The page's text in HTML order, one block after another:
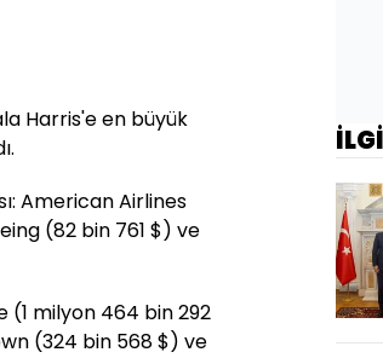
Harris'e en büyük
American Airlines
(82 bin 761 $) ve
(1 milyon 464 bin 292
(324 bin 568 $) ve